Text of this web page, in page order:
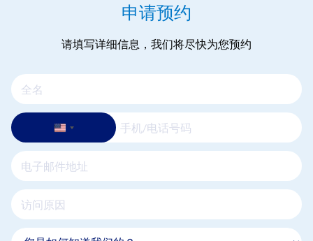
申请预约
请填写详细信息，我们将尽快为您预约